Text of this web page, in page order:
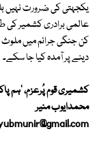
یکجہتی کی ضرورت
عالمی برادری کشمیر
کن جنگی جرائم میں ملوث
دینے پر آمدہ کیا جا سکے۔
کشمیری قوم پُرعزم، 'ہم
محمدایوب منیر